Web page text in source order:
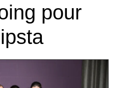
pour